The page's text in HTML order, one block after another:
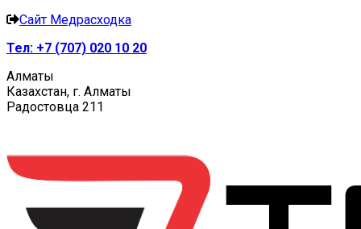
Сайт Медрасходка
Тел: +7 (707) 020 10 20
Алматы
Казахстан, г. Алматы
Радостовца 211